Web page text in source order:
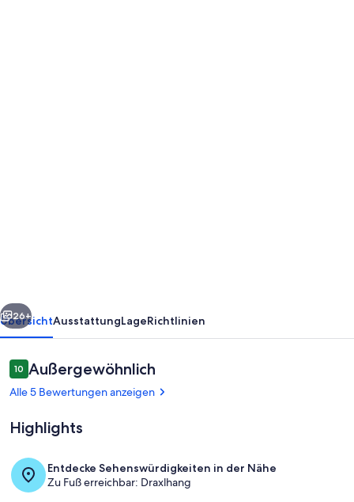
&
WLAN
Zimmer
Weiter
26+
ÜbersichtAusstattungLageRichtlinien
Bewertungen
1010 von 10.
Außergewöhnlich
Alle 5 Bewertungen anzeigen
Highlights
Entdecke Sehenswürdigkeiten in der Nähe
Zu Fuß erreichbar: Draxlhang